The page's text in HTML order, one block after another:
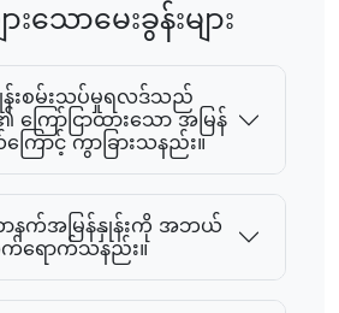
းသောမေးခွန်းများ
န်းစမ်းသပ်မှုရလဒ်သည်
ကြော်ငြာထားသော အမြန်
ောင့် ကွာခြားသနည်း။
နက်အမြန်နှုန်းကို အဘယ်
ရောက်သနည်း။